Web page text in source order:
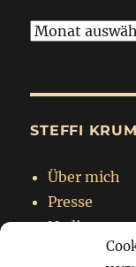
Archiv
STEFFI
Über mich
Presse
Nadja
Impressum